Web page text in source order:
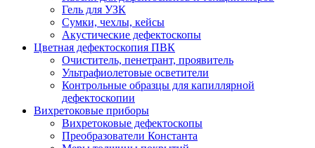
Гель для УЗК
Сумки, чехлы, кейсы
Акустические дефектоскопы
Цветная дефектоскопия ПВК
Очиститель, пенетрант, проявитель
Ультрафиолетовые осветители
Контрольные образцы для капиллярной
дефектоскопии
Вихретоковые приборы
Вихретоковые дефектоскопы
Преобразователи Константа